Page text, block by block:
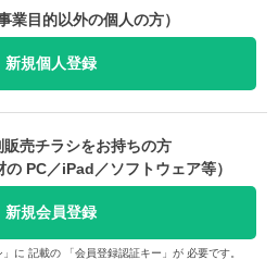
業目的以外の個人の方）
新規個人登録
売チラシをお持ちの方
の PC／iPad／ソフトウェア等）
新規会員登録
に 記載の 「会員登録認証キー」が 必要です。